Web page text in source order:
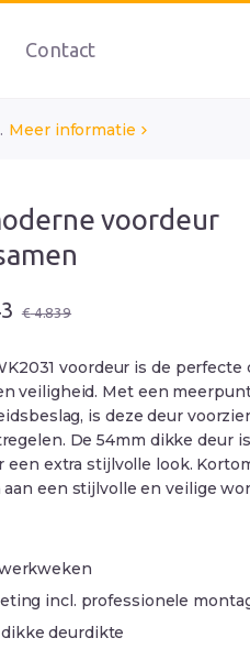
Meer informatie
Contact
voordeur
€4.839
voordeur is de
veiligheid. Met een
is deze deur
De 54mm dikke deur
extra stijlvolle look.
een stijlvolle en veilige
incl. professionele
deurdikte